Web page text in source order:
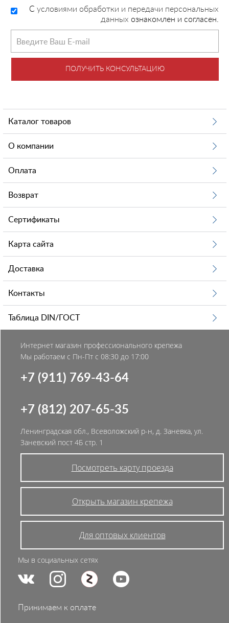
C условиями обработки и передачи персональных
данных ознакомлен и согласен.
ПОЛУЧИТЬ КОНСУЛЬТАЦИЮ
Каталог товаров
О компании
Оплата
Возврат
Сертификаты
Карта сайта
Доставка
Контакты
Таблица DIN/ГОСТ
Интернет магазин профессионального крепежа
Мы работаем с Пн-Пт с 08:30 до 17:00
+7 (911) 769-43-64
+7 (812) 207-65-35
Ленинградская обл., Всеволожский р-н, д. Заневка, ул.
Заневский пост 4Б стр. 1
Посмотреть карту проезда
Открыть магазин крепежа
Для оптовых клиентов
Мы в социальных сетях
Принимаем к оплате